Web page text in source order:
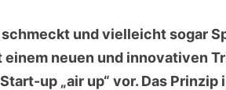
und vielleicht sogar
einem neuen und innovativen
up „air up“ vor. Das